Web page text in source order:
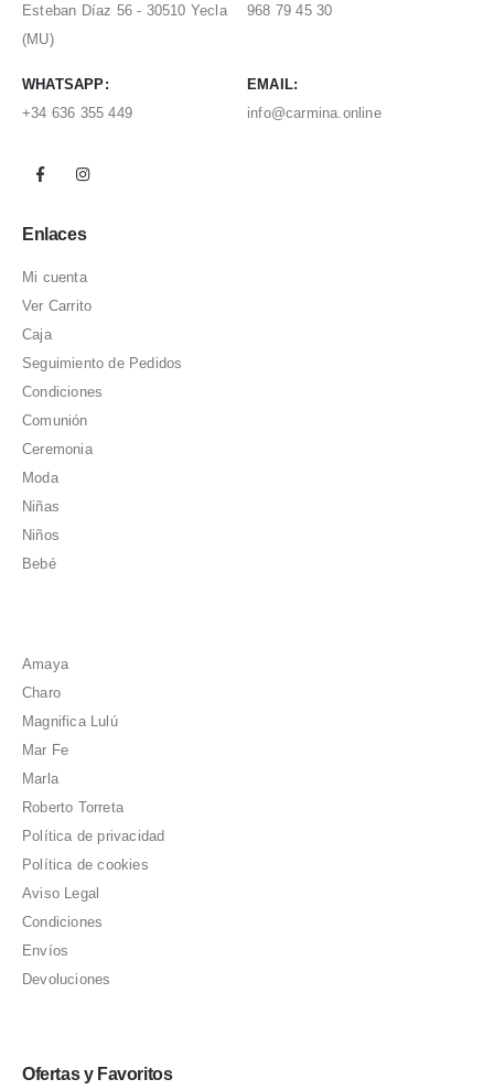
Esteban Díaz 56 - 30510 Yecla
(MU)
968 79 45 30
WHATSAPP:
+34 636 355 449
EMAIL:
info@carmina.online
Enlaces
Mi cuenta
Ver Carrito
Caja
Seguimiento de Pedidos
Condiciones
Comunión
Ceremonia
Moda
Niñas
Niños
Bebé
Amaya
Charo
Magnifica Lulú
Mar Fe
Marla
Roberto Torreta
Política de privacidad
Política de cookies
Aviso Legal
Condiciones
Envíos
Devoluciones
Ofertas y Favoritos